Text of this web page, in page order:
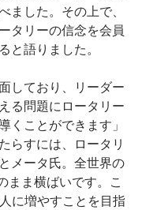
ました。その上で、
タリーの信念を会員
と語りました。
しており、リーダー
る問題にロータリー
くことができます」
らすには、ロータリ
メータ氏。全世界の
まま横ばいです。こ
に増やすことを目指